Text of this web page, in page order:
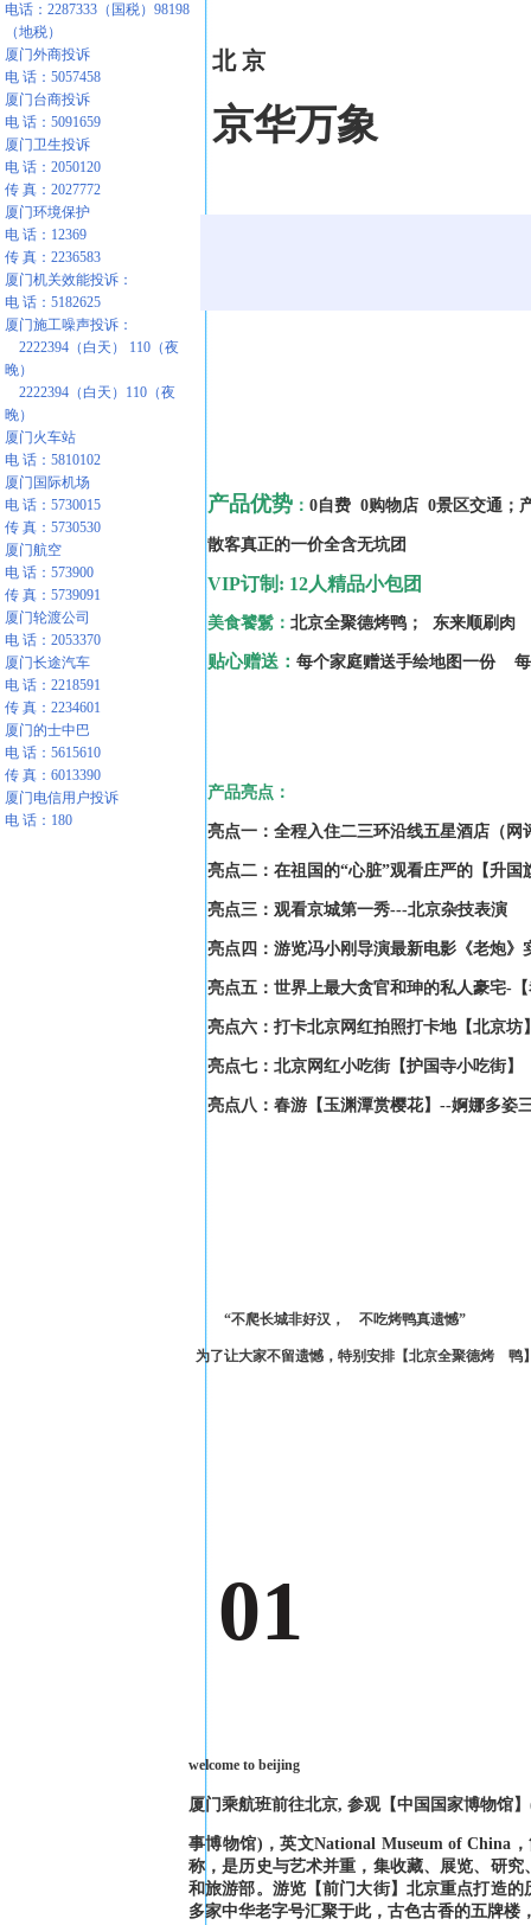
电话：2287333（国税）98198
（地税）
厦门外商投诉
电 话：5057458
厦门台商投诉
电 话：5091659
厦门卫生投诉
电 话：2050120
传 真：2027772
厦门环境保护
电 话：12369
传 真：2236583
厦门机关效能投诉：
电 话：5182625
厦门施工噪声投诉：
2222394（白天） 110（夜
晚）
2222394（白天）110（夜
晚）
厦门火车站
电 话：5810102
厦门国际机场
电 话：5730015
传 真：5730530
厦门航空
电 话：573900
传 真：5739091
厦门轮渡公司
电 话：2053370
厦门长途汽车
电 话：2218591
传 真：2234601
厦门的士中巴
电 话：5615610
传 真：6013390
厦门电信用户投诉
电 话：180
北 京
京华万象
产品优势 ： 0自费 0购物店 0景区交通；
散客真正的一价全含无坑团
VIP订制: 12人精品小包团
美食饕鬄： 北京全聚德烤鸭； 东来顺刷肉
贴心赠送： 每个家庭赠送手绘地图一份
产品亮点：
亮点一： 全程入住二三环沿线五星酒店（网
亮点二： 在祖国的“心脏”观看庄严的【升国
亮点三： 观看京城第一秀---北京杂技表演
亮点四： 游览冯小刚导演最新电影《老炮》
亮点五： 世界上最大贪官和珅的私人豪宅-
亮点六： 打卡北京网红拍照打卡地【北京坊
亮点七： 北京网红小吃街【护国寺小吃街】
亮点八： 春游【玉渊潭赏樱花】--婀娜多姿
“不爬长城非好汉， 不吃烤鸭真遗憾”
为了让大家不留遗憾，特别安排【北京全聚德烤 鸭
01
welcome to beijing
厦门乘航班前往北京, 参观【中国国家博物馆
事博物馆)，英文National Museum of China
称，是历史与艺术并重，集收藏、展览、研
和旅游部。游览【前门大街】北京重点打造
多家中华老字号汇聚于此，古色古香的五牌